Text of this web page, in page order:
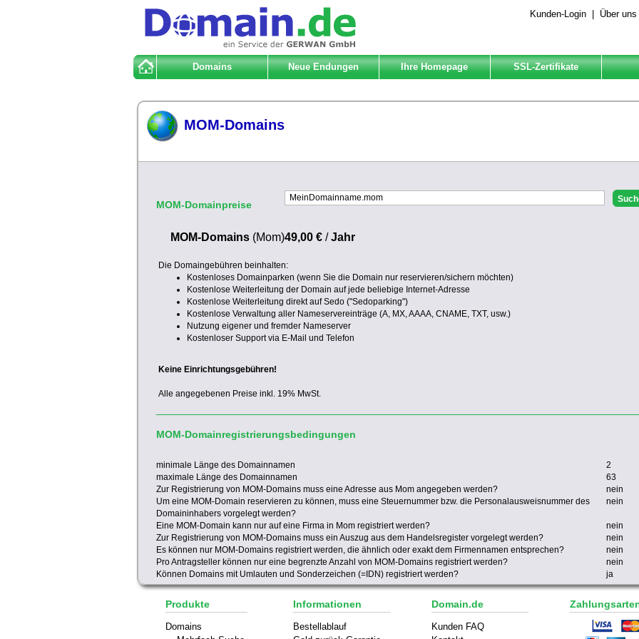
Kunden-Login Über uns
Domains Neue Endungen Ihre Homepage SSL-Zertifikate
MOM-Domains
MOM-Domainpreise
MOM-Domains (Mom)49,00 € /Jahr
Die Domaingebühren beinhalten:
Kostenloses Domainparken (wenn Sie die Domain nur reservieren/sichern möchten)
Kostenlose Weiterleitung der Domain auf jede beliebige Internet-Adresse
Kostenlose Weiterleitung direkt auf Sedo ("Sedoparking")
Kostenlose Verwaltung aller Nameservereinträge (A, MX, AAAA, CNAME, TXT, usw.)
Nutzung eigener und fremder Nameserver
Kostenloser Support via E-Mail und Telefon
Keine Einrichtungsgebühren!
Alle angegebenen Preise inkl. 19% MwSt.
MOM-Domainregistrierungsbedingungen
minimale Länge des Domainnamen
2
maximale Länge des Domainnamen
63
Zur Registrierung von MOM-Domains muss eine Adresse aus Mom angegeben werden?
nein
Um eine MOM-Domain reservieren zu können, muss eine Steuernummer bzw. die Personalausweisnummer des
Domaininhabers vorgelegt werden?
nein
Eine MOM-Domain kann nur auf eine Firma in Mom registriert werden?
nein
Zur Registrierung von MOM-Domains muss ein Auszug aus dem Handelsregister vorgelegt werden?
nein
Es können nur MOM-Domains registriert werden, die ähnlich oder exakt dem Firmennamen entsprechen?
nein
Pro Antragsteller können nur eine begrenzte Anzahl von MOM-Domains registriert werden?
nein
Können Domains mit Umlauten und Sonderzeichen (=IDN) registriert werden?
ja
Produkte
Domains
Informationen
Bestellablauf
Domain.de
Kunden FAQ